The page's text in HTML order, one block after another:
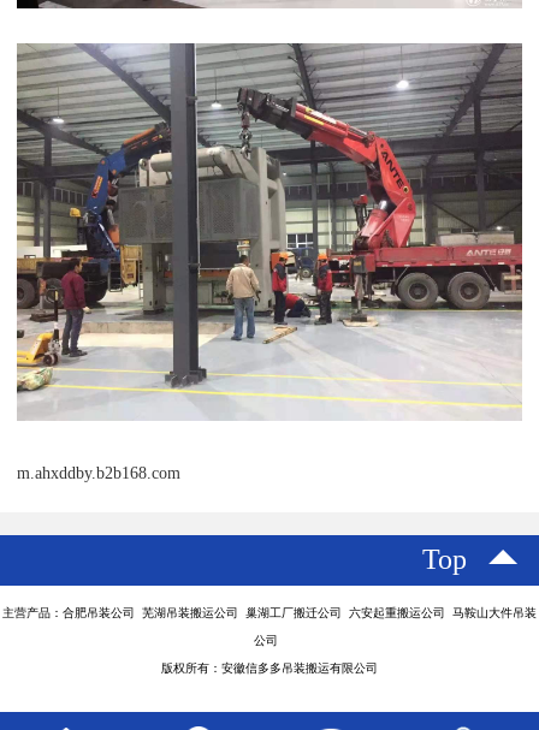
m.ahxddby.b2b168.com
Top
主营产品：合肥吊装公司 芜湖吊装搬运公司 巢湖工厂搬迁公司 六安起重搬运公司 马鞍山大件吊装
公司
版权所有：安徽信多多吊装搬运有限公司